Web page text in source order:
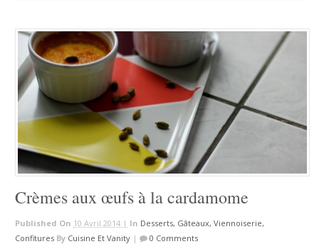
Crèmes aux œufs à la cardamome
Published On 10 Avril 2014 | In Desserts, Gâteaux, Viennoiserie,
Confitures By Cuisine Et Vanity | 0 Comments